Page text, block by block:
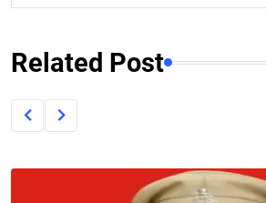
Related Post